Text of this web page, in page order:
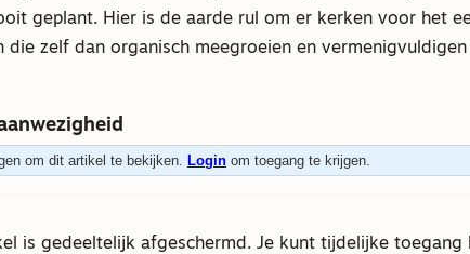
geplant. Hier is de aarde rul om er kerken voor het
die zelf dan organisch meegroeien en
om dit artikel te bekijken. Loginom toegang te krijgen.
is gedeeltelijk afgeschermd. Je kunt tijdelijke